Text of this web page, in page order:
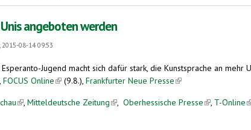
angeboten werden
08-14 09:53
Jugend macht sich dafür stark, die Kunstsprache an mehr
is external)
, FOCUS Online(link is external)
(9.8.), Frankfurter Neue Presse(link is external)
(link is external)
, Mitteldeutsche Zeitung(link is external)
, Oberhessische Presse(link is
, T-Online